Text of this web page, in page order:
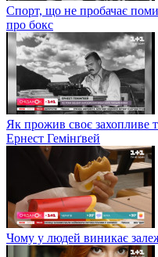
Спорт, що не пробачає
про бокс
Як прожив своє захопливе
Ернест Гемінґвей
Чому у людей виникає